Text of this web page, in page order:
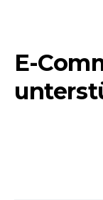
E-